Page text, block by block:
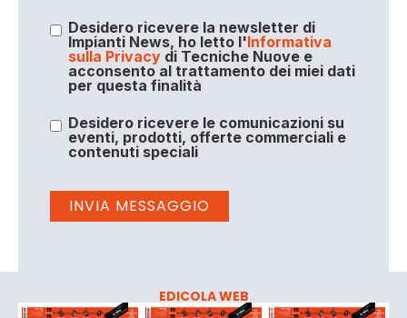
Desidero ricevere la newsletter di
Impianti News, ho letto l'Informativa
sulla Privacydi Tecniche Nuove e
acconsento al trattamento dei miei dati
per questa finalità
Desidero ricevere le comunicazioni su
eventi, prodotti, offerte commerciali e
contenuti speciali
EDICOLA WEB